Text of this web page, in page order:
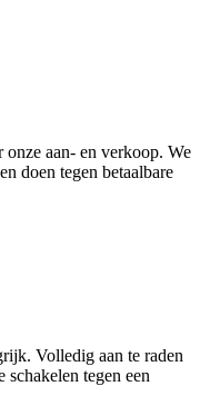
aan- en verkoop. We
doen tegen betaalbare
Volledig aan te raden
schakelen tegen een